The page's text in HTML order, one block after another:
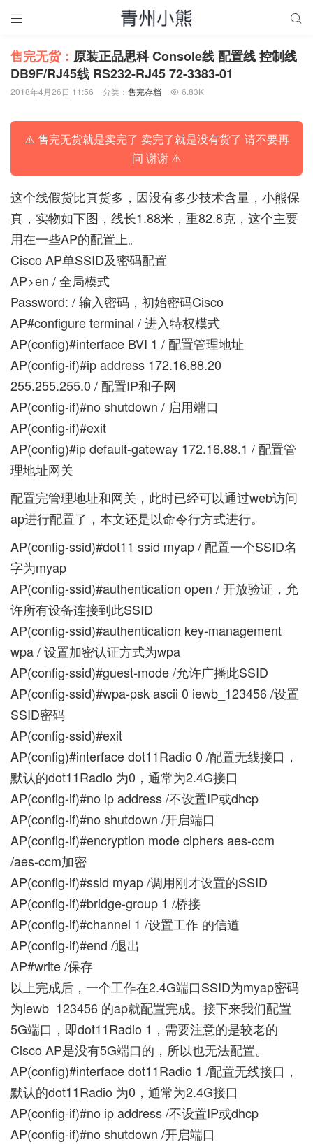
 
售完无货： 原装正品思科 Console线 配置线 控制线
DB9F/RJ45线 RS232-RJ45 72-3383-01
2018年4月26日 11:56 分类： 售完存档  6.83K
⚠️ 售完无货就是卖完了 卖完了就是没有货了 请不要再
问 谢谢 ⚠️
这个线假货比真货多，因没有多少技术含量，小熊保
真，实物如下图，线长1.88米，重82.8克，这个主要
用在一些AP的配置上。
Cisco AP单SSID及密码配置
AP>en / 全局模式
Password: / 输入密码，初始密码Cisco
AP#configure terminal / 进入特权模式
AP(config)#interface BVI 1 / 配置管理地址
AP(config-if)#ip address 172.16.88.20
255.255.255.0 / 配置IP和子网
AP(config-if)#no shutdown / 启用端口
AP(config-if)#exit
AP(config)#ip default-gateway 172.16.88.1 / 配置管
理地址网关
配置完管理地址和网关，此时已经可以通过web访问
ap进行配置了，本文还是以命令行方式进行。
AP(config-ssid)#dot11 ssid myap / 配置一个SSID名
字为myap
AP(config-ssid)#authentication open / 开放验证，允
许所有设备连接到此SSID
AP(config-ssid)#authentication key-management
wpa / 设置加密认证方式为wpa
AP(config-ssid)#guest-mode /允许广播此SSID
AP(config-ssid)#wpa-psk ascii 0 iewb_123456 /设置
SSID密码
AP(config-ssid)#exit
AP(config)#interface dot11Radio 0 /配置无线接口，
默认的dot11Radio 为0，通常为2.4G接口
AP(config-if)#no ip address /不设置IP或dhcp
AP(config-if)#no shutdown /开启端口
AP(config-if)#encryption mode ciphers aes-ccm
/aes-ccm加密
AP(config-if)#ssid myap /调用刚才设置的SSID
AP(config-if)#bridge-group 1 /桥接
AP(config-if)#channel 1 /设置工作 的信道
AP(config-if)#end /退出
AP#write /保存
以上完成后，一个工作在2.4G端口SSID为myap密码
为iewb_123456 的ap就配置完成。接下来我们配置
5G端口，即dot11Radio 1，需要注意的是较老的
Cisco AP是没有5G端口的，所以也无法配置。
AP(config)#interface dot11Radio 1 /配置无线接口，
默认的dot11Radio 为0，通常为2.4G接口
AP(config-if)#no ip address /不设置IP或dhcp
AP(config-if)#no shutdown /开启端口